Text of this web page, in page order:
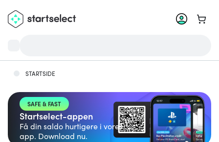
Gå til
STARTSIDE
SAFE & FAST
Startselect-appen
Få din saldo hurtigere i vores
app. Download nu.